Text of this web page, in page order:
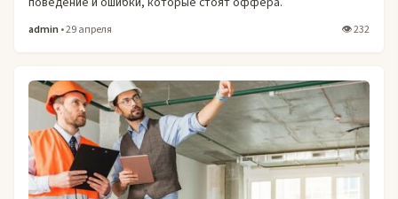
admin • 29 апреля 👁 232